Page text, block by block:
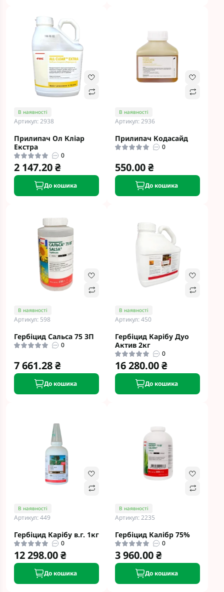
В наявності
Артикул: 2938
Прилипач Ол Кліар
Екстра
0
2 147.20 ₴
До кошика
В наявності
Артикул: 2936
Прилипач Кодасайд
0
550.00 ₴
До кошика
В наявності
Артикул: 598
Гербіцид Сальса 75 ЗП
0
7 661.28 ₴
До кошика
В наявності
Артикул: 450
Гербіцид Карібу Дуо
Актив 2кг
0
16 280.00 ₴
До кошика
В наявності
Артикул: 449
Гербіцид Карібу в.г. 1кг
0
12 298.00 ₴
До кошика
В наявності
Артикул: 2235
Гербіцид Калібр 75%
0
3 960.00 ₴
До кошика